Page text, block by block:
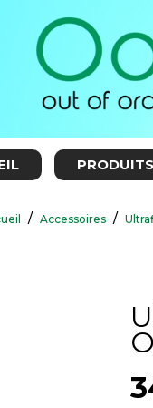
PRODUITS
Accessoires